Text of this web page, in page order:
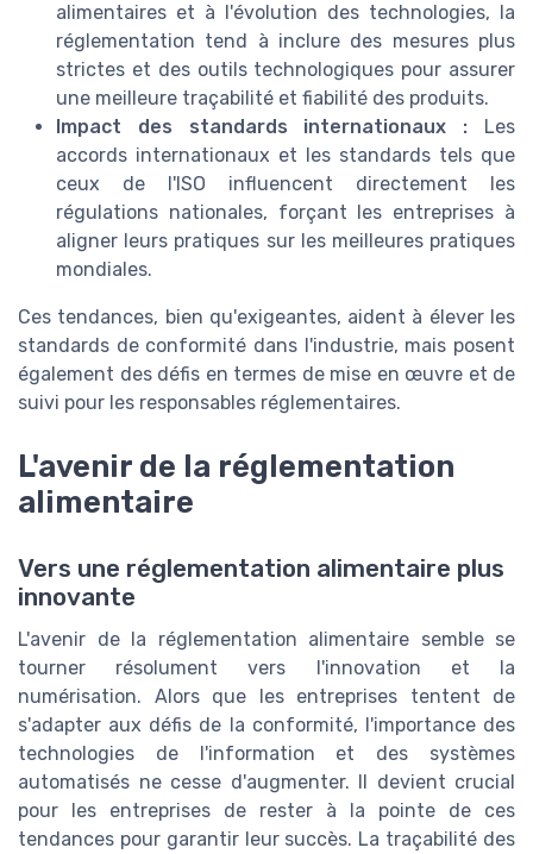
alimentaires et à l'évolution des technologies, la
réglementation tend à inclure des mesures plus
strictes et des outils technologiques pour assurer
une meilleure traçabilité et fiabilité des produits.
Impact des standards internationaux : Les
accords internationaux et les standards tels que
ceux de l'ISO influencent directement les
régulations nationales, forçant les entreprises à
aligner leurs pratiques sur les meilleures pratiques
mondiales.
Ces tendances, bien qu'exigeantes, aident à élever les
standards de conformité dans l'industrie, mais posent
également des défis en termes de mise en œuvre et de
suivi pour les responsables réglementaires.
L'avenir de la réglementation
alimentaire
Vers une réglementation alimentaire plus
innovante
L'avenir de la réglementation alimentaire semble se
tourner résolument vers l'innovation et la
numérisation. Alors que les entreprises tentent de
s'adapter aux défis de la conformité, l'importance des
technologies de l'information et des systèmes
automatisés ne cesse d'augmenter. Il devient crucial
pour les entreprises de rester à la pointe de ces
tendances pour garantir leur succès. La traçabilité des